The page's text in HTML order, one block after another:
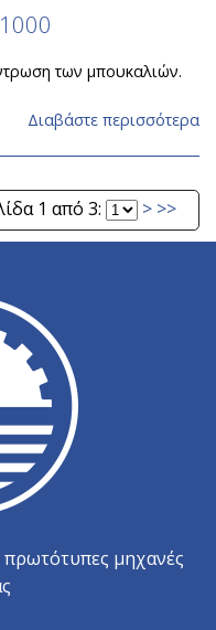
των μπουκαλιών.
Διαβάστε περισσότερα
1 από 3: > >>
μηχανές